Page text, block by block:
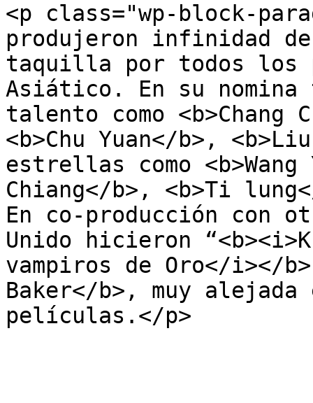
<p class="wp-block-
produjeron infinidad
taquilla por todos los
Asiático. En su
talento como <b>Chang
<b>Chu Yuan</b>,
estrellas como <b>Wang
Chiang</b>, <b>Ti
En co-producción con
Unido hicieron
vampiros de Oro</i></
Baker</b>, muy
películas.</p>